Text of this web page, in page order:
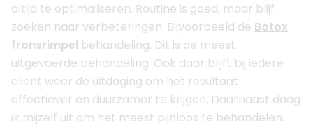
altijd te optimaliseren. Routine is goed, maar blijf
zoeken naar verbeteringen. Bijvoorbeeld de Botox
fronsrimpel behandeling. Dit is de meest
uitgevoerde behandeling. Ook daar blijft bij iedere
cliënt weer de uitdaging om het resultaat
effectiever en duurzamer te krijgen. Daarnaast daag
ik mijzelf uit om het meest pijnloos te behandelen.